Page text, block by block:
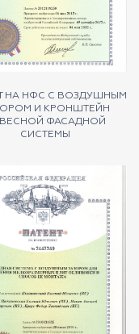
НА НФС С ВОЗДУШНЫМ
И КРОНШТЕЙН
ФАСАДНОЙ
СИСТЕМЫ